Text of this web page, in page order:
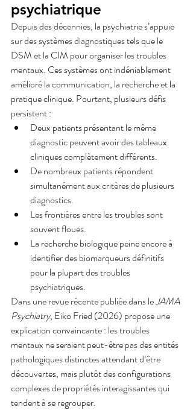
psychiatrique
Depuis des décennies, la psychiatrie s’appuie
sur des systèmes diagnostiques tels que le
DSM et la CIM pour organiser les troubles
mentaux. Ces systèmes ont indéniablement
amélioré la communication, la recherche et la
pratique clinique. Pourtant, plusieurs défis
persistent :
Deux patients présentant le même
diagnostic peuvent avoir des tableaux
cliniques complètement différents.
De nombreux patients répondent
simultanément aux critères de plusieurs
diagnostics.
Les frontières entre les troubles sont
souvent floues.
La recherche biologique peine encore à
identifier des biomarqueurs définitifs
pour la plupart des troubles
psychiatriques.
Dans une revue récente publiée dans le JAMA
Psychiatry, Eiko Fried (2026) propose une
explication convaincante : les troubles
mentaux ne seraient peut-être pas des entités
pathologiques distinctes attendant d’être
découvertes, mais plutôt des configurations
complexes de propriétés interagissantes qui
tendent à se regrouper.